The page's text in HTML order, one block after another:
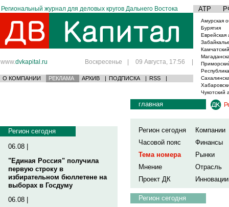
Региональный журнал для деловых кругов Дальнего Востока АТР
www.dvkapital.ru Воскресенье | 09 Августа, 17:56 |
О КОМПАНИИ РЕКЛАМА АРХИВ | ПОДПИСКА | RSS |
Амурская
Бурятия
Еврейская
Чукотский
Регион сегодня
06.08 |
"Единая Россия" получила
первую строку в
избирательном бюллетене на
выборах в Госдуму
06.08 |
главная
Регион сегодня
Компании
Часовой пояс
Финансы
Тема номера
Рынки
Мнение
Отрасль
Проект ДК
Инновации
Регион сегодня